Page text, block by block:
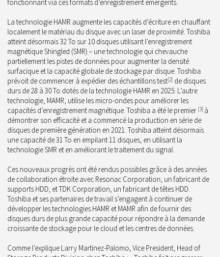
fonctionnant via ces formats d’enregistrement émergents.
La technologie HAMR augmente les capacités d’écriture en chauffant
localement le matériau du disque avec un laser de proximité. Toshiba
atteint désormais 32 To sur 10 disques utilisant l’enregistrement
magnétique Shingled (SMR) – une technologie qui chevauche
partiellement les pistes de données pour augmenter la densité
surfacique et la capacité globale de stockage par disque. Toshiba
prévoit de commencer à expédier des échantillons test[2] de disques
durs de 28 à 30 To dotés de la technologie HAMR en 2025. L’autre
technologie, MAMR, utilise les micro-ondes pour améliorer les
capacités d’enregistrement magnétique. Toshiba a été le premier [3] à
démontrer son efficacité et a commencé la production en série de
disques de première génération en 2021. Toshiba atteint désormais
une capacité de 31 To en empilant 11 disques, en utilisant la
technologie SMR et en améliorant le traitement du signal.
Ces nouveaux progrès ont été rendus possibles grâce à des années
de collaboration étroite avec Resonac Corporation, un fabricant de
supports HDD, et TDK Corporation, un fabricant de têtes HDD.
Toshiba et ses partenaires de travail s’engagent à continuer de
développer les technologies HAMR et MAMR afin de fournir des
disques durs de plus grande capacité pour répondre à la demande
croissante de stockage pour le cloud et les centres de données.
Comme l’explique Larry Martinez-Palomo, Vice President, Head of